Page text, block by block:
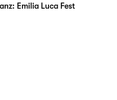
Emilia Luca Fest